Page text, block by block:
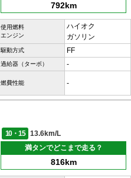
792km
使用燃料
エンジン
ハイオク
ガソリン
駆動方式 FF
過給器（ターボ） -
燃費性能 -
10・15
13.6km/L
満タンでどこまで走る？
816km